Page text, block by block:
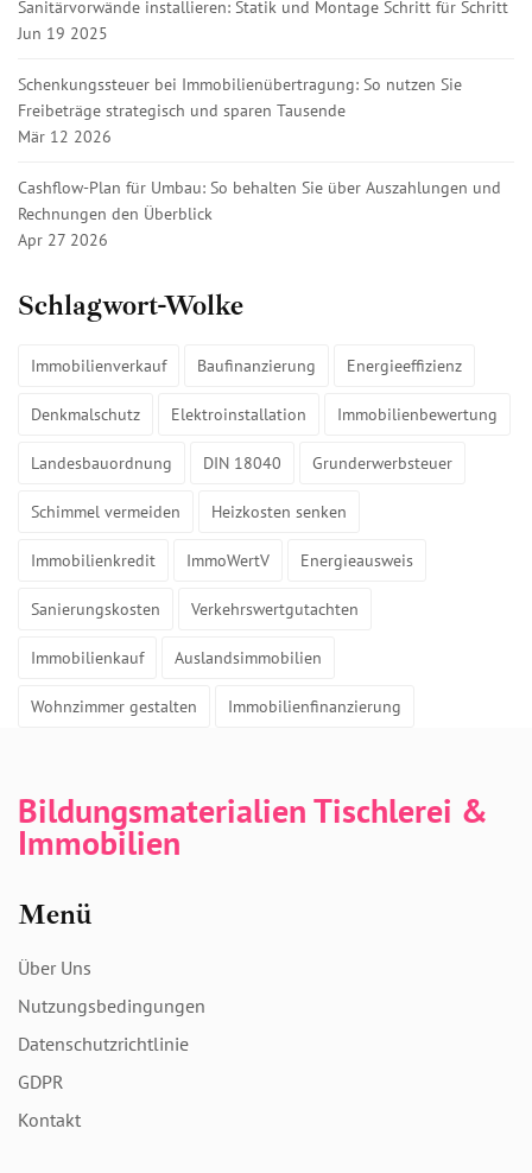
Sanitärvorwände installieren: Statik und Montage Schritt für Schritt
Jun 19 2025
Schenkungssteuer bei Immobilienübertragung: So nutzen Sie
Freibeträge strategisch und sparen Tausende
Mär 12 2026
Cashflow-Plan für Umbau: So behalten Sie über Auszahlungen und
Rechnungen den Überblick
Apr 27 2026
Schlagwort-Wolke
Immobilienverkauf Baufinanzierung Energieeffizienz
Denkmalschutz Elektroinstallation Immobilienbewertung
Landesbauordnung DIN 18040 Grunderwerbsteuer
Schimmel vermeiden Heizkosten senken
Immobilienkredit ImmoWertV Energieausweis
Sanierungskosten Verkehrswertgutachten
Immobilienkauf Auslandsimmobilien
Wohnzimmer gestalten Immobilienfinanzierung
Bildungsmaterialien Tischlerei &
Immobilien
Menü
Über Uns
Nutzungsbedingungen
Datenschutzrichtlinie
GDPR
Kontakt